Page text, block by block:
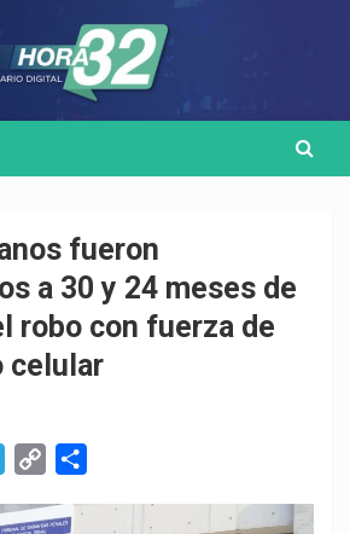
fueron
a 30 y 24 meses de
robo con fuerza de
celular
l
p